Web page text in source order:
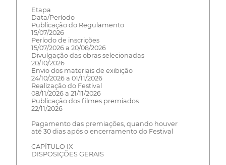
Etapa
Data/Período
Publicação do Regulamento
15/07/2026
Período de inscrições
15/07/2026 a 20/08/2026
Divulgação das obras selecionadas
20/10/2026
Envio dos materiais de exibição
24/10/2026 a 01/11/2026
Realização do Festival
08/11/2026 a 21/11/2026
Publicação dos filmes premiados
22/11/2026
Pagamento das premiações, quando houver
até 30 dias após o encerramento do Festival
CAPÍTULO IX
DISPOSIÇÕES GERAIS